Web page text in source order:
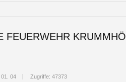
FEUERWEHR
01. 04 Zugriffe: 47373